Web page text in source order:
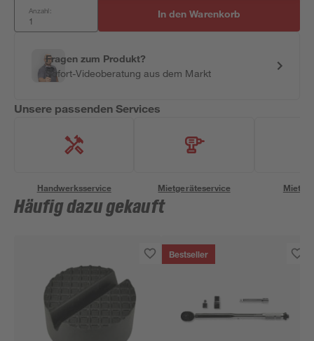
Anzahl: In den Warenkorb
Fragen zum Produkt?
Sofort-Videoberatung aus dem Markt
Unsere passenden Services
Handwerksservice Mietgeräteservice
Häufig dazu gekauft
Bestseller